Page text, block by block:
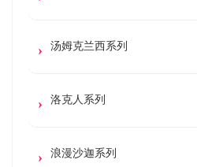
汤姆克兰西系列
洛克人系列
浪漫沙迦系列